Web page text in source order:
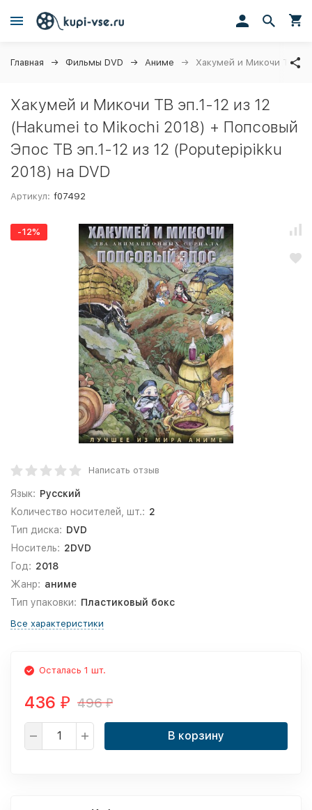
Главная Фильмы DVD Аниме Хакумей и Микочи ТВ
Хакумей и Микочи ТВ эп.1-12 из 12
(Hakumei to Mikochi 2018) + Попсовый
Эпос ТВ эп.1-12 из 12 (Poputepipikku
2018) на DVD
Артикул: f07492
-12%
Написать отзыв
Язык: Русский
Количество носителей, шт.: 2
Тип диска: DVD
Носитель: 2DVD
Год: 2018
Жанр: аниме
Тип упаковки: Пластиковый бокс
Все характеристики
Осталась 1 шт.
436 ₽ 496₽
В корзину